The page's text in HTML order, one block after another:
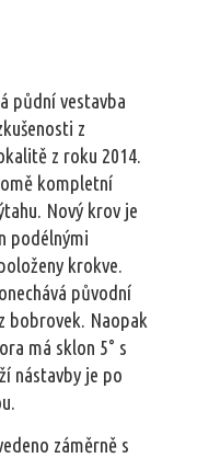
půdní vestavba
z
z roku 2014.
kompletní
Nový krov je
podélnými
krokve.
původní
bobrovek. Naopak
má sklon 5° s
nástavby je po
záměrně s